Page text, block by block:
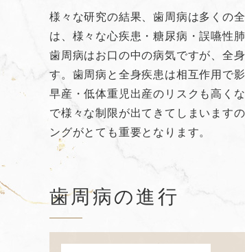
様々な研究の結果、歯周病は多くの
は、様々な心疾患・糖尿病・誤嚥性肺
歯周病はお口の中の病気ですが、全
す。歯周病と全身疾患は相互作用で
早産・低体重児出産のリスクも高く
で様々な制限が出てきてしまいます
ングがとても重要となります。
歯周病の進行